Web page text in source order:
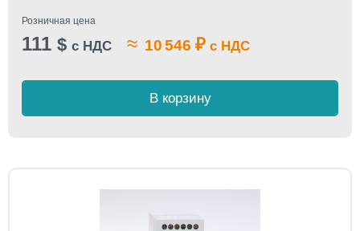
Розничная цена
111 $ с НДС ≈ 10 546 ₽ с НДС
В корзину